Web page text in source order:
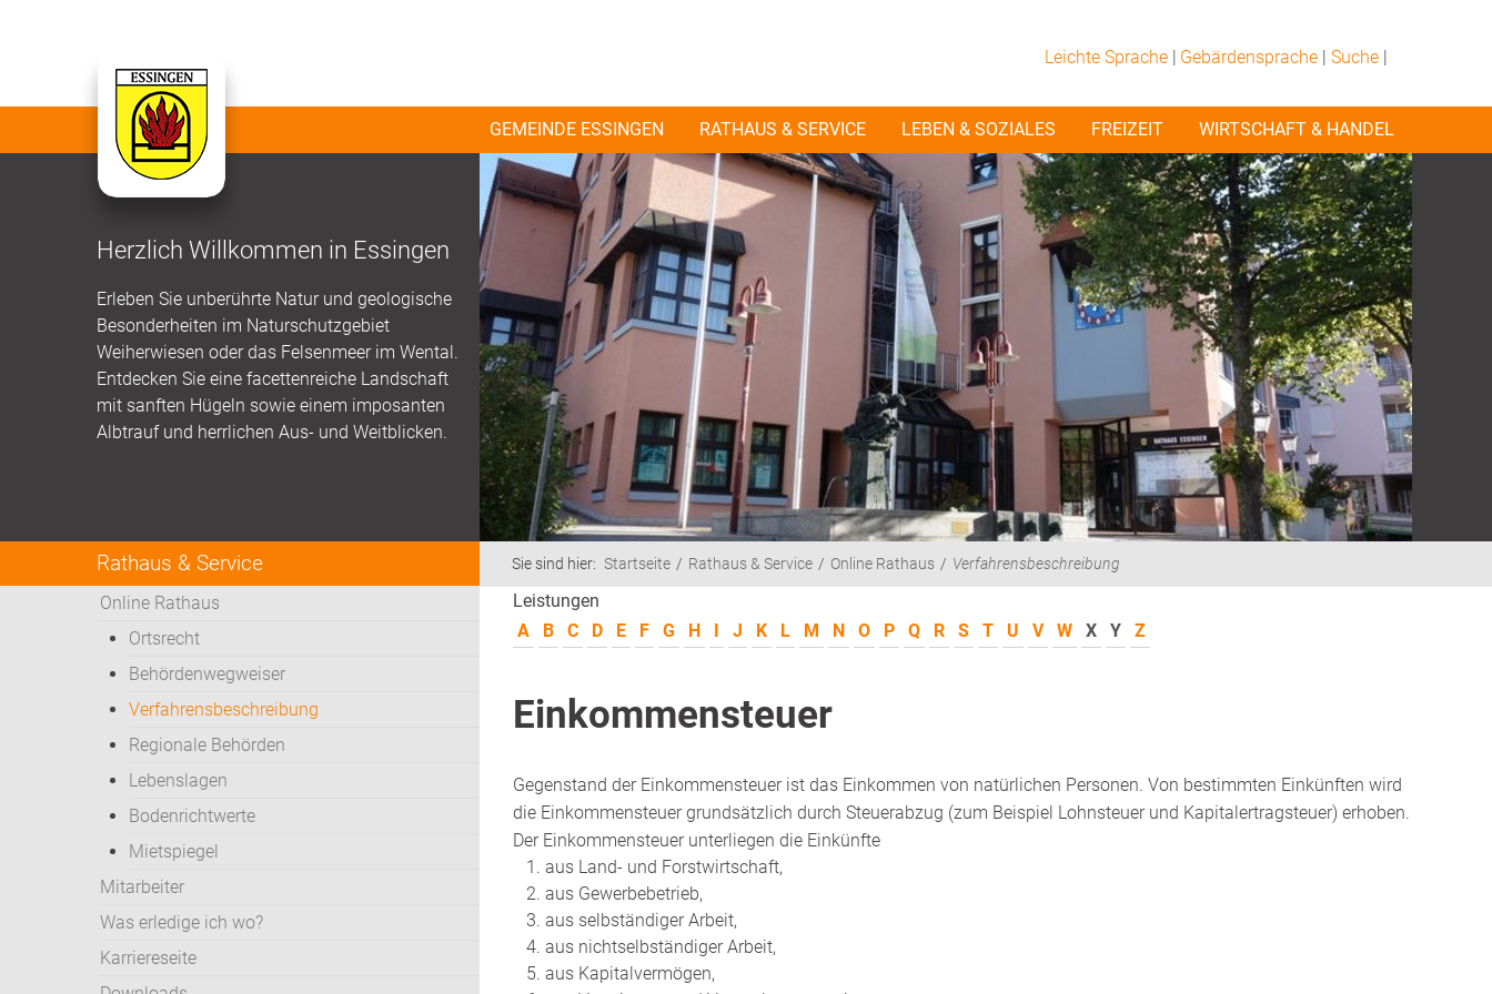
Leichte Sprache | Gebärdensprache | Suche|
GEMEINDE ESSINGEN RATHAUS & SERVICE LEBEN & SOZIALES FREIZEIT WIRTSCHAFT & HANDEL
Herzlich Willkommen in Essingen
Erleben Sie unberührte Natur und geologische
Besonderheiten im Naturschutzgebiet
Weiherwiesen oder das Felsenmeer im Wental.
Entdecken Sie eine facettenreiche Landschaft
mit sanften Hügeln sowie einem imposanten
Albtrauf und herrlichen Aus- und Weitblicken.
Rathaus & Service
Online Rathaus
Ortsrecht
Behördenwegweiser
Verfahrensbeschreibung
Regionale Behörden
Lebenslagen
Bodenrichtwerte
Mietspiegel
Mitarbeiter
Was erledige ich wo?
Karriereseite
Sie sind hier: Startseite Rathaus & Service Online Rathaus Verfahrensbeschreibung
Leistungen
A
B C D E F G H I J K L M N O P Q R S T U V W X Y Z
Einkommensteuer
Gegenstand der Einkommensteuer ist das Einkommen von natürlichen Personen. Von bestimmten Einkünften wird
die Einkommensteuer grundsätzlich durch Steuerabzug (zum Beispiel Lohnsteuer und Kapitalertragsteuer) erhoben.
Der Einkommensteuer unterliegen die Einkünfte
aus Land- und Forstwirtschaft,
aus Gewerbebetrieb,
aus selbständiger Arbeit,
aus nichtselbständiger Arbeit,
aus Kapitalvermögen,